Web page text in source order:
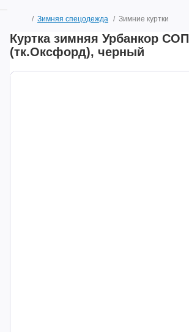
Зимняя спецодежда Зимние куртки
Куртка зимняя Урбанкор СОП
(тк.Оксфорд), черный